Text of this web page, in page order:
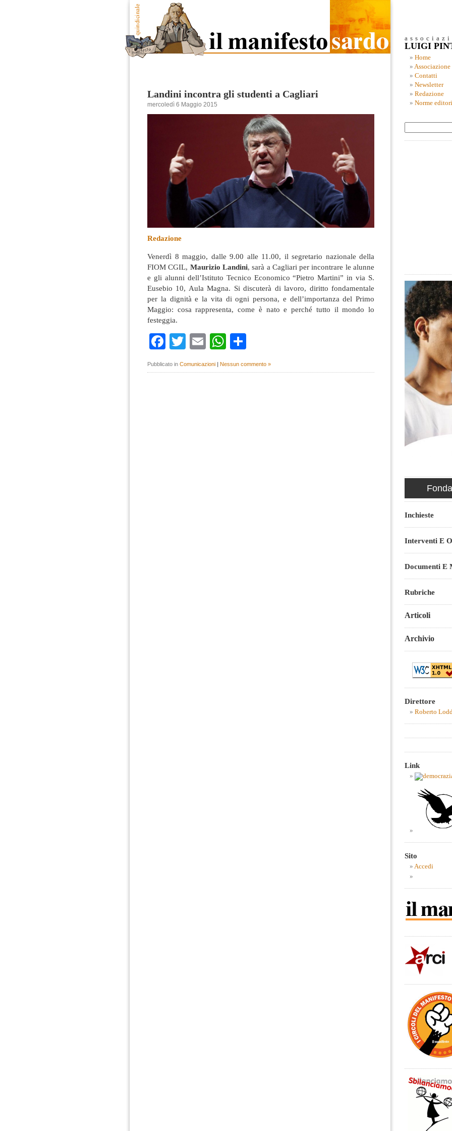
Landini incontra gli studenti a Cagliari
mercoledì 6 Maggio 2015
Redazione
Venerdì 8 maggio, dalle 9.00 alle 11.00, il segretario nazionale della
FIOM CGIL, Maurizio Landini, sarà a Cagliari per incontrare le alunne
e gli alunni dell’Istituto Tecnico Economico “Pietro Martini” in via S.
Eusebio 10, Aula Magna. Si discuterà di lavoro, diritto fondamentale
per la dignità e la vita di ogni persona, e dell’importanza del Primo
Maggio: cosa rappresenta, come è nato e perché tutto il mondo lo
festeggia.
Facebook
TwitterEmailWhatsApp
Pubblicato in Comunicazioni Nessun commento »
LUIGI
Home
Associazione
Contatti
Newsletter
Redazione
Norme
Inchieste
Interventi E
Documenti E
Rubriche
Articoli
Archivio
Direttore
Roberto
Link
Sito
Accedi